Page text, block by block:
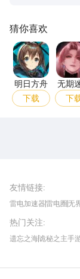
猜你喜欢
明日方舟
明日方舟
下载
无期
下
友情链接:
雷电加速器雷电圈无
我爱vr网华军软件园
热门关注:
遗忘之海诡秘之主手